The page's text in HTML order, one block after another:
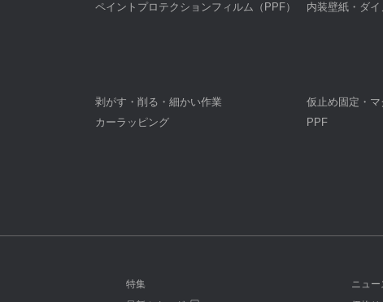
ペイントプロテクションフィルム（PPF） 内装壁紙・ダ
剥がす・削る・細かい作業 仮止め固定・マ
カーラッピング PPF
特集
ニュー